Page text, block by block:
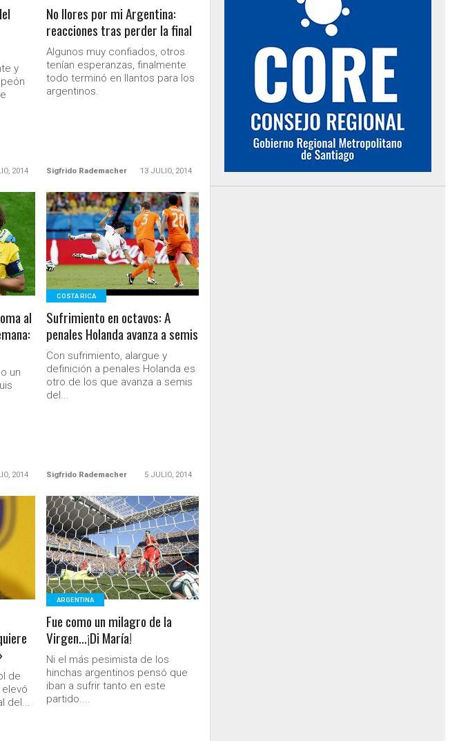
y
2014
No llores por mi Argentina:
reacciones tras perder la final
Algunos muy confiados, otros
tenían esperanzas, finalmente
todo terminó en llantos para los
argentinos.
Sigfrido Rademacher 13 JULIO, 2014
al
un
2014
LEER MÁS
COSTA RICA
Sufrimiento en octavos: A
penales Holanda avanza a semis
Con sufrimiento, alargue y
definición a penales Holanda es
otro de los que avanza a semis
del...
Sigfrido Rademacher 5 JULIO, 2014
de
elevó
del...
LEER MÁS
ARGENTINA
Fue como un milagro de la
Virgen…¡Di María!
Ni el más pesimista de los
hinchas argentinos pensó que
iban a sufrir tanto en este
partido....